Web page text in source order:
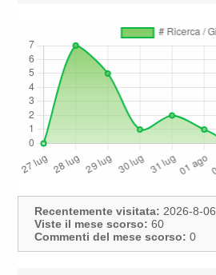
Recentemente visitata: 2026-8-06
Viste il mese scorso: 60
Commenti del mese scorso: 0